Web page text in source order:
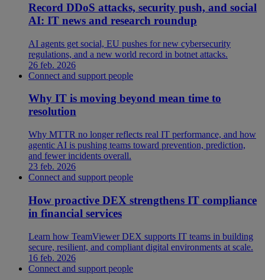
Record DDoS attacks, security push, and social
AI: IT news and research roundup
AI agents get social, EU pushes for new cybersecurity
regulations, and a new world record in botnet attacks.
26 feb. 2026
Connect and support people
Why IT is moving beyond mean time to
resolution
Why MTTR no longer reflects real IT performance, and how
agentic AI is pushing teams toward prevention, prediction,
and fewer incidents overall.
23 feb. 2026
Connect and support people
How proactive DEX strengthens IT compliance
in financial services
Learn how TeamViewer DEX supports IT teams in building
secure, resilient, and compliant digital environments at scale.
16 feb. 2026
Connect and support people